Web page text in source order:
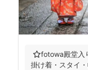
⭐️fotowa殿堂入
掛け着・スタイ